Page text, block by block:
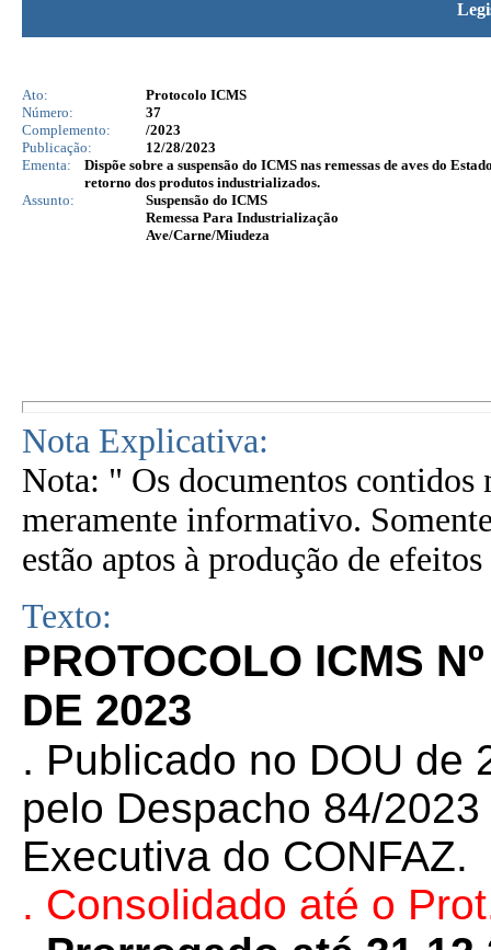
Ato:
Protocolo ICMS
Número:
37
Complemento:
/2023
Publicação:
12/28/2023
Ementa:
Dispõe sobre a suspensão do ICMS nas remessas de aves do
retorno dos produtos industrializados.
Assunto:
Suspensão do ICMS
Remessa Para Industrialização
Ave/Carne/Miudeza
Nota Explicativa:
Nota: " Os documentos contidos
meramente informativo.
estão aptos à produção de
Texto:
PROTOCOLO ICMS
DE 2023
. Publicado no DOU de
pelo Despacho 84/
Executiva do CONFAZ.
. Consolidado até o